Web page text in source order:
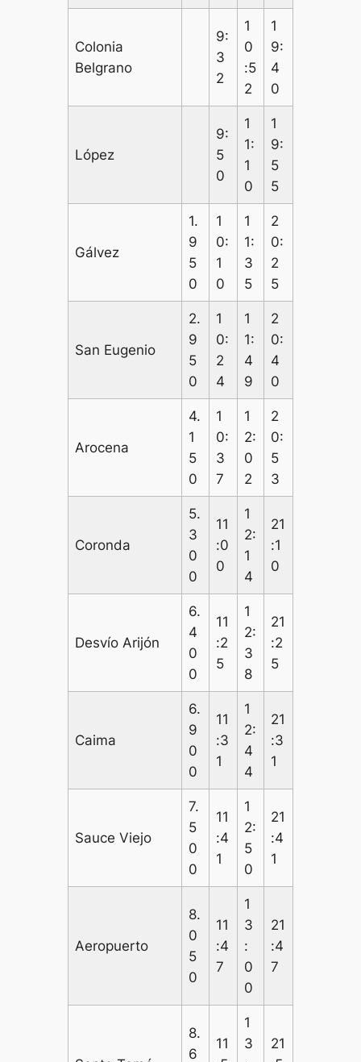
Colonia
Belgrano
9:
3
2
1
0
:5
2
1
9:
4
0
López
9:
5
0
1
1:
1
0
1
9:
5
5
Gálvez
1.
9
5
0
1
0:
1
0
1
1:
3
5
2
0:
2
5
San Eugenio
2.
9
5
0
1
0:
2
4
1
1:
4
9
2
0:
4
0
Arocena
4.
1
5
0
1
0:
3
7
1
2:
0
2
2
0:
5
3
Coronda
5.
3
0
0
11
:0
0
1
2:
1
4
21
:1
0
Desvío Arijón
6.
4
0
0
11
:2
5
1
2:
3
8
21
:2
5
Caima
6.
9
0
0
11
:3
1
1
2:
4
4
21
:3
1
Sauce Viejo
7.
5
0
0
11
:4
1
1
2:
5
0
21
:4
1
Aeropuerto
8.
0
5
0
11
:4
7
1
3
:
0
0
21
:4
7
8.
6
11
1
3
21